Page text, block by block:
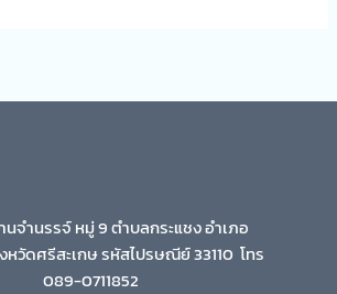
นจำนรรจ์ หมู่ 9 ตำบลกระแชง อำเภอ
วัดศรีสะเกษ รหัสไปรษณีย์ 33110 โทร
089-0711852